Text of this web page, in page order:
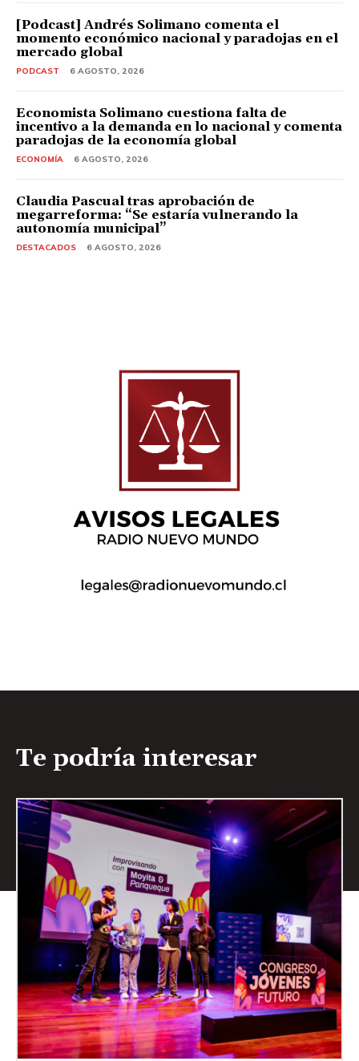
[Podcast] Andrés Solimano comenta el
momento económico nacional y paradojas en el
mercado global
PODCAST 6 AGOSTO, 2026
Economista Solimano cuestiona falta de
incentivo a la demanda en lo nacional y comenta
paradojas de la economía global
ECONOMÍA 6 AGOSTO, 2026
Claudia Pascual tras aprobación de
megarreforma: “Se estaría vulnerando la
autonomía municipal”
DESTACADOS 6 AGOSTO, 2026
Te podría interesar